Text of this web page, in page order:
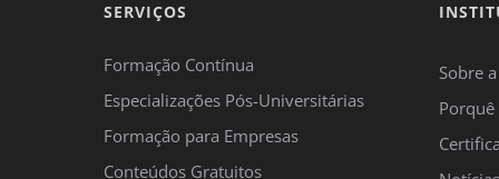
SERVIÇOS
Formação Contínua
Especializações Pós-Universitárias
Formação para Empresas
Conteúdos Gratuitos
Sobre
Porquê